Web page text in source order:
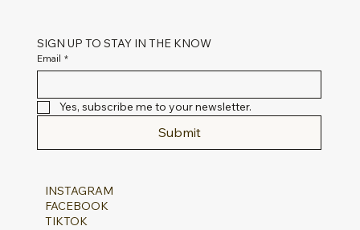
INSTAGRAM
FACEBOOK
TIKTOK
SIGN UP TO STAY IN THE KNOW
Email *
Yes, subscribe me to your newsletter.
Submit